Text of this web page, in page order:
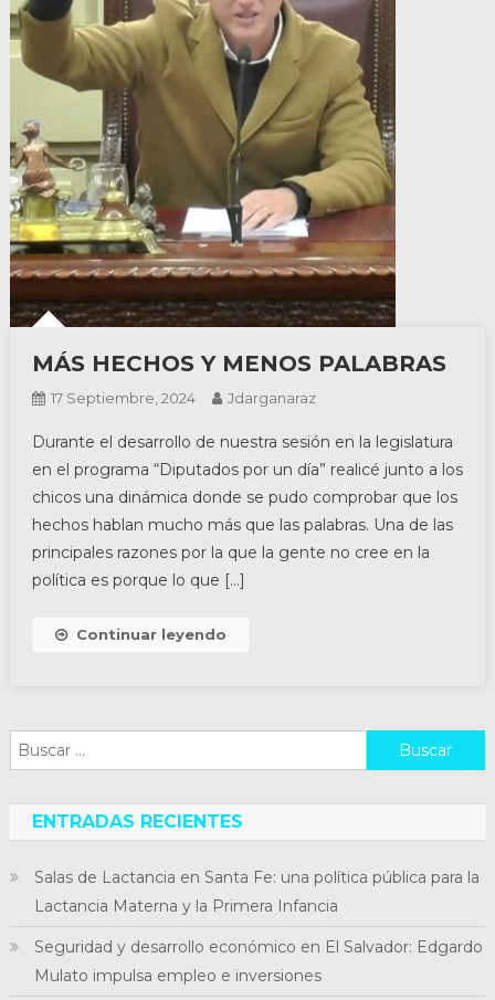
MÁS HECHOS Y MENOS PALABRAS
17 Septiembre, 2024 Jdarganaraz
Durante el desarrollo de nuestra sesión en la legislatura
en el programa “Diputados por un día” realicé junto a los
chicos una dinámica donde se pudo comprobar que los
hechos hablan mucho más que las palabras. Una de las
principales razones por la que la gente no cree en la
política es porque lo que […]
Continuar leyendo
Buscar:
ENTRADAS RECIENTES
Salas de Lactancia en Santa Fe: una política pública para la
Lactancia Materna y la Primera Infancia
Seguridad y desarrollo económico en El Salvador: Edgardo
Mulato impulsa empleo e inversiones